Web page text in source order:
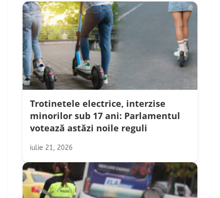
Trotinetele electrice, interzise
minorilor sub 17 ani: Parlamentul
votează astăzi noile reguli
iulie 21, 2026